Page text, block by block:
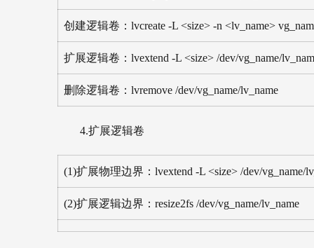
创建逻辑卷：lvcreate -L <size> -n <lv_name>
扩展逻辑卷：lvextend -L <size> /dev/vg_name/
删除逻辑卷：lvremove /dev/vg_name/lv_name
4.扩展逻辑卷
(1)扩展物理边界：lvextend -L <size> /dev/vg_name/
(2)扩展逻辑边界：resize2fs /dev/vg_name/lv_name